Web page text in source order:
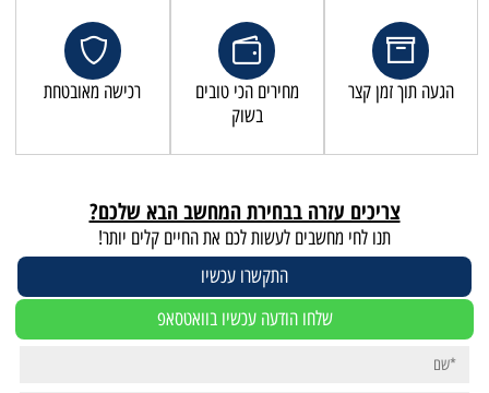
הגעה תוך זמן קצר
מחירים הכי טובים
בשוק
רכישה מאובטחת
צריכים עזרה בבחירת המחשב הבא שלכם?
תנו לחי מחשבים לעשות לכם את החיים קלים יותר!
התקשרו עכשיו
שלחו הודעה עכשיו בוואטסאפ